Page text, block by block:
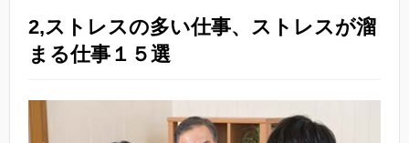
2,ストレスの多い仕事、ストレスが溜
まる仕事１５選